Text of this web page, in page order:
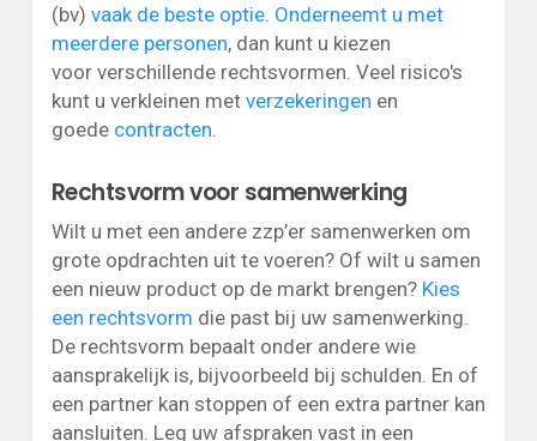
(bv) vaak de beste optie. Onderneemt u met
meerdere personen, dan kunt u kiezen
voor verschillende rechtsvormen. Veel risico's
kunt u verkleinen met verzekeringen en
goede contracten.
Rechtsvorm voor samenwerking
Wilt u met een andere zzp’er samenwerken om
grote opdrachten uit te voeren? Of wilt u samen
een nieuw product op de markt brengen? Kies
een rechtsvorm die past bij uw samenwerking.
De rechtsvorm bepaalt onder andere wie
aansprakelijk is, bijvoorbeeld bij schulden. En of
een partner kan stoppen of een extra partner kan
aansluiten. Leg uw afspraken vast in een